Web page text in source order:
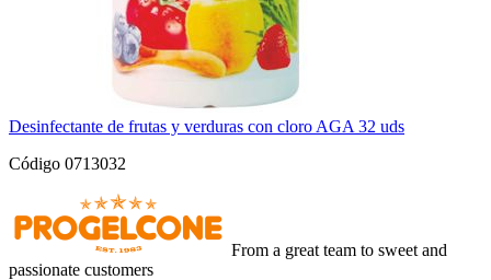
Desinfectante de frutas y verduras con cloro AGA 32 uds
Código 0713032
From a great team to sweet and
passionate customers